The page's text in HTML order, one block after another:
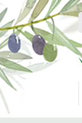
ペ
ー
ジ
の
先
頭
で
す
メ
ニ
ュ
ー
を
飛
ば
し